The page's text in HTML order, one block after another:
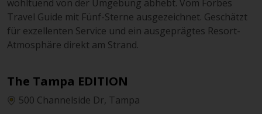
wohltuend von der Umgebung abhebt. Vom Forbes
Travel Guide mit Fünf-Sterne ausgezeichnet. Geschätzt
für exzellenten Service und ein ausgeprägtes Resort-
Atmosphäre direkt am Strand.
The Tampa EDITION
500 Channelside Dr, Tampa